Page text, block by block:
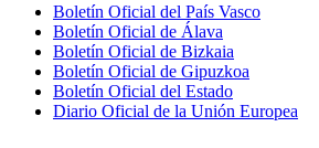
Boletín Oficial del País Vasco
Boletín Oficial de Álava
Boletín Oficial de Bizkaia
Boletín Oficial de Gipuzkoa
Boletín Oficial del Estado
Diario Oficial de la Unión Europea